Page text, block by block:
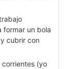
formar un bola
cubrir con
corrientes (yo